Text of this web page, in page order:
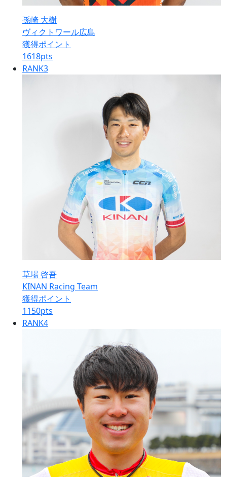
孫崎 大樹
ヴィクトワール広島
獲得ポイント
1618pts
RANK3
草場 啓吾
KINAN Racing Team
獲得ポイント
1150pts
RANK4